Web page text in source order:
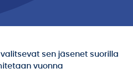
sen jäsenet suorilla
vuonna